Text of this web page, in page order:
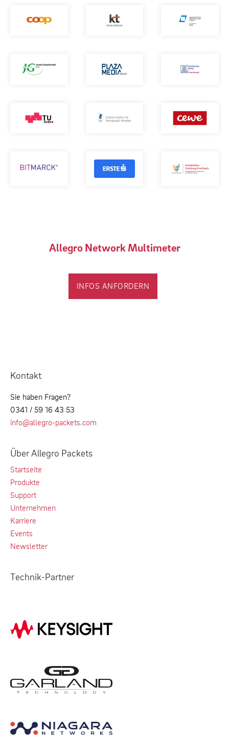
Allegro Network Multimeter
INFOS ANFORDERN
Kontakt
Sie haben Fragen?
0341 / 59 16 43 53
info@allegro-packets.com
Über Allegro Packets
Startseite
Produkte
Support
Unternehmen
Karriere
Events
Newsletter
Technik-Partner